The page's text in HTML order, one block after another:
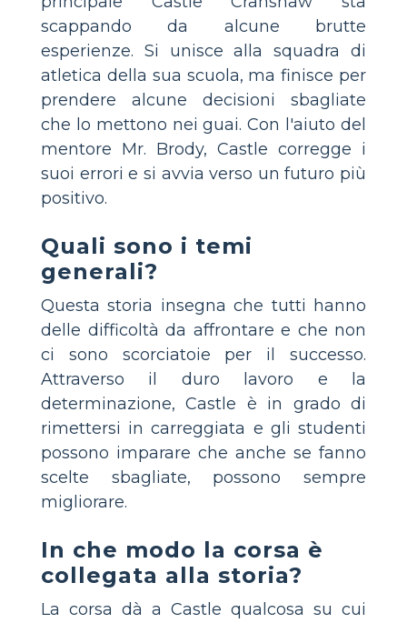
scappando da alcune brutte
esperienze. Si unisce alla squadra di
atletica della sua scuola, ma finisce per
prendere alcune decisioni sbagliate
che lo mettono nei guai. Con l'aiuto del
mentore Mr. Brody, Castle corregge i
suoi errori e si avvia verso un futuro più
positivo.
Quali sono i temi
generali?
Questa storia insegna che tutti hanno
delle difficoltà da affrontare e che non
ci sono scorciatoie per il successo.
Attraverso il duro lavoro e la
determinazione, Castle è in grado di
rimettersi in carreggiata e gli studenti
possono imparare che anche se fanno
scelte sbagliate, possono sempre
migliorare.
In che modo la corsa è
collegata alla storia?
La corsa dà a Castle qualcosa su cui